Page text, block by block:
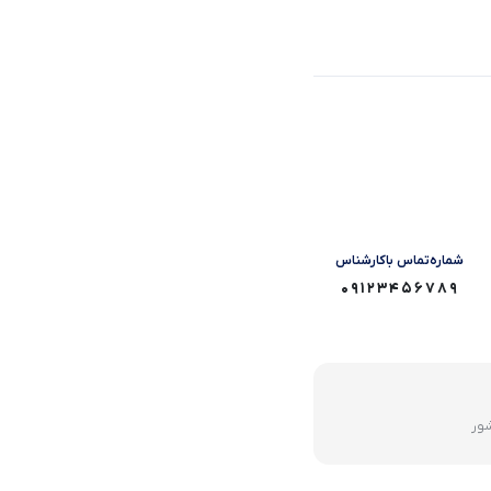
شماره‌تماس‌ با‌کارشناس
09123456789